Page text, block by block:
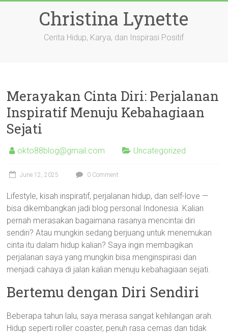
Christina Lynette
Cerita Hidup, Karya, dan Inspirasi Positif
Merayakan Cinta Diri: Perjalanan
Inspiratif Menuju Kebahagiaan
Sejati
okto88blog@gmail.com Uncategorized
June 12, 2025 0 Comment
Lifestyle, kisah inspiratif, perjalanan hidup, dan self-love —
bisa dikembangkan jadi blog personal Indonesia. Kalian
pernah merasakan bagaimana rasanya mencintai diri
sendiri? Atau mungkin sedang berjuang untuk menemukan
cinta itu dalam hidup kalian? Saya ingin membagikan
perjalanan saya yang mungkin bisa menginspirasi dan
menjadi cahaya di jalan kalian menuju kebahagiaan sejati.
Bertemu dengan Diri Sendiri
Beberapa tahun lalu, saya merasa sangat kehilangan arah.
Hidup seperti roller coaster, penuh rasa cemas dan tidak